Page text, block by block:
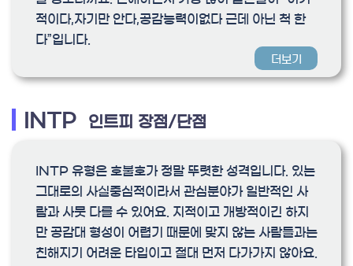
적이다,자기만 안다,공감능력이없다 근데 아닌 척 한
다”입니다.
더보기
INTP 인트피 장점/단점
INTP 유형은 호불호가 정말 뚜렷한 성격입니다. 있는
그대로의 사실중심적이라서 관심분야가 일반적인 사
람과 사뭇 다를 수 있어요. 지적이고 개방적이긴 하지
만 공감대 형성이 어렵기 때문에 맞지 않는 사람들과는
친해지기 어려운 타입이고 절대 먼저 다가가지 않아요.